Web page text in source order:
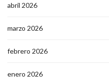
abril 2026
marzo 2026
febrero 2026
enero 2026